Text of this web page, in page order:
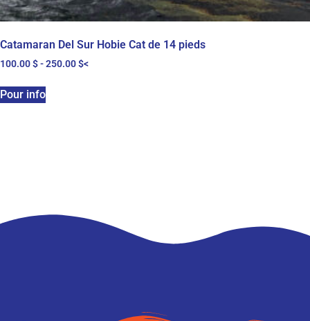
Catamaran Del Sur Hobie Cat de 14 pieds
100.00$-250.00$<
Pour info